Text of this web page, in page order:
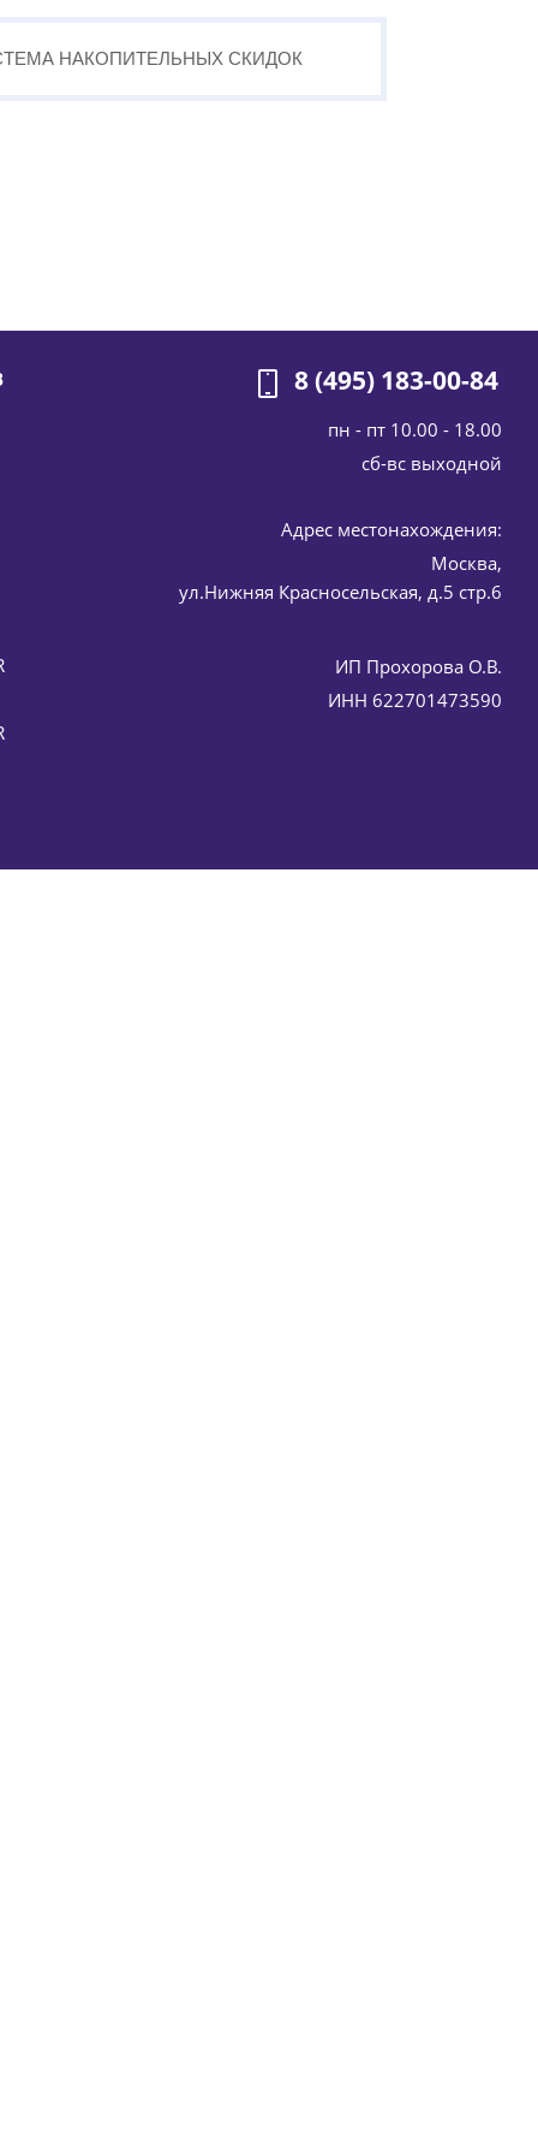
НАКОПИТЕЛЬНЫХ СКИДОК
8 (495) 183-00-84
пн - пт 10.00 - 18.00
cб-вс выходной
Адрес местонахождения:
Москва,
ул.Нижняя Красносельская, д.5 стр.6
ИП Прохорова О.В.
ИНН 622701473590